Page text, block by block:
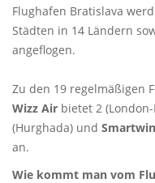
Flughafen Bratislava
Städten in 14 Ländern
angeflogen.
Zu den 19 regelmäßigen
Wizz Air bietet 2
(Hurghada) und
an.
Wie kommt man vom